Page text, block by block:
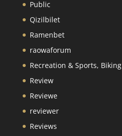
Public
Qizilbilet
Ramenbet
raowaforum
Recreation & Sports, Biking
Review
Reviewe
reviewer
Reviews